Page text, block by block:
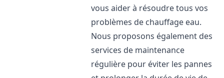
vous aider à résoudre tous vos
problèmes de chauffage eau.
Nous proposons également des
services de maintenance
régulière pour éviter les pannes